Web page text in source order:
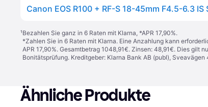
¹Bezahlen Sie ganz in 6 Raten mit Klarna, *APR 17,90%.
*Zahlen Sie in 6 Raten mit Klarna. Eine Anzahlung kann
APR 17,90%. Gesamtbetrag 1048,91€. Zinsen: 48,91€. Dies gilt
Bonitätsprüfung. Kreditgeber: Klarna Bank AB (publ),
Ähnliche Produkte